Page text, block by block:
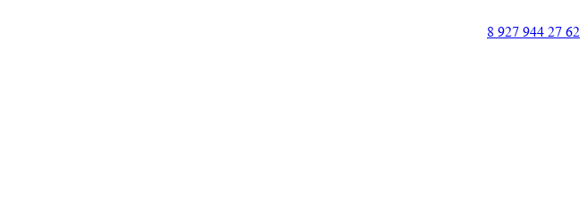
8 927 944 27 62